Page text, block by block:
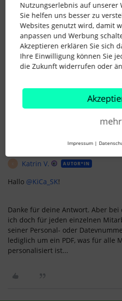
KiCa_SK
Dafür kannst du die
Importe) nutzen. Dort gibt es die
Miatrabeitendendokumenten”.
von Personalabteilungen und -
Kontakt? Gerne direkt als
Katrin V. AUTOR*IN
Hallo ​ @KiCa_SK!
Danke für deine Antwort. Aber
ich doch für jeden einzelnen
seiner Personal- oder
lediglich um ein PDF, was für alle
personalisiert ist...
Nutzungserlebnis auf unserer
Sie helfen uns besser zu
Websites genutzt wird, damit
anpassen und Werbung
Akzeptieren erklären Sie sich
Ihre Einwilligung können Sie
die Zukunft widerrufen oder
mehr
Impressum |